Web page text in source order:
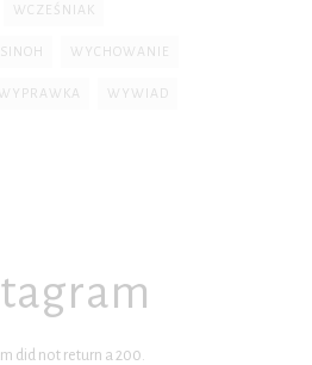
WCZEŚNIAK
WYCHOWANIE
WYPRAWKA WYWIAD
did not return a 200.